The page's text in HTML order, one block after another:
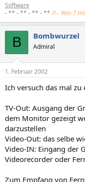
Software
-** -** -** -** //-- Win 7
B Bombwurzel
Admiral
1. Februar 2002
Ich versuch das mal zu
TV-Out: Ausgang der
dem Monitor gezeigt
darzustellen
Video-Out: das selbe
Video-IN: Eingang der
Videorecorder oder
Zum Empfang von